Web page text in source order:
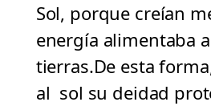
Sol, porque creían
energía alimentaba
tierras.De esta
al sol su deidad